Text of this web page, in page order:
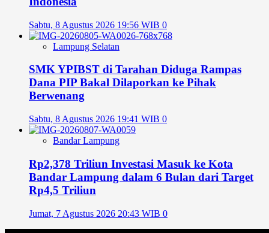
Sabtu, 8 Agustus 2026 19:56 WIB 0
Lampung Selatan
SMK YPIBST di Tarahan Diduga Rampas
Dana PIP Bakal Dilaporkan ke Pihak
Berwenang
Sabtu, 8 Agustus 2026 19:41 WIB 0
Bandar Lampung
Rp2,378 Triliun Investasi Masuk ke Kota
Bandar Lampung dalam 6 Bulan dari Target
Rp4,5 Triliun
Jumat, 7 Agustus 2026 20:43 WIB 0